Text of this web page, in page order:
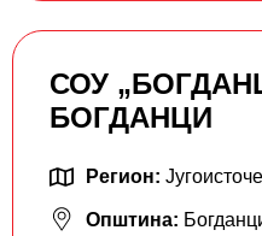
СОУ
БОГДАНЦИ
Регион:
Општина: